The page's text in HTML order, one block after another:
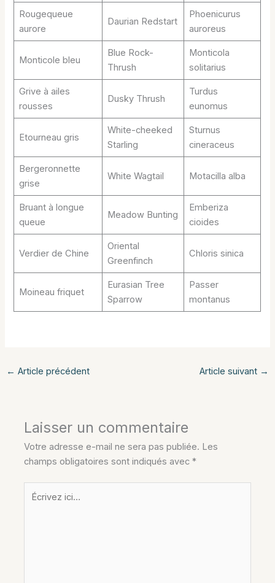
Rougequeue
aurore
Daurian Redstart
Phoenicurus
auroreus
Monticole bleu
Blue Rock-
Thrush
Monticola
solitarius
Grive à ailes
rousses
Dusky Thrush
Turdus
eunomus
Etourneau gris
White-cheeked
Starling
Sturnus
cineraceus
Bergeronnette
grise
White Wagtail Motacilla alba
Bruant à longue
queue
Meadow Bunting
Emberiza
cioides
Verdier de Chine
Oriental
Greenfinch
Chloris sinica
Moineau friquet
Eurasian Tree
Sparrow
Passer
montanus
← Article précédent Article suivant →
Laisser un commentaire
Votre adresse e-mail ne sera pas publiée. Les
champs obligatoires sont indiqués avec*
Écrivez
ici…